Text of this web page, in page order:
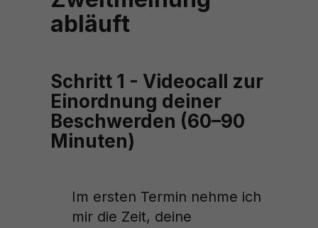
abläuft
Schritt 1 - Videocall zur
Einordnung deiner
Beschwerden (60–90
Minuten)
Im ersten Termin nehme ich
mir die Zeit, deine